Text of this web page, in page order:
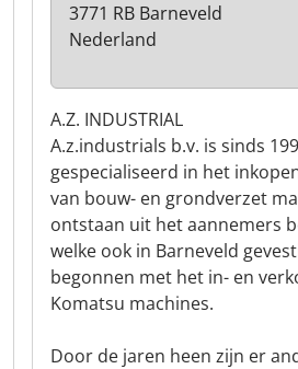
A.Z. INDUSTRIAL
A.z.industrials b.v. is sinds
gespecialiseerd in het
van bouw- en grondverzet
ontstaan uit het aannemers
welke ook in Barneveld
begonnen met het in- en
Komatsu machines.
Door de jaren heen zijn er
3771 RB Barneveld
Nederland